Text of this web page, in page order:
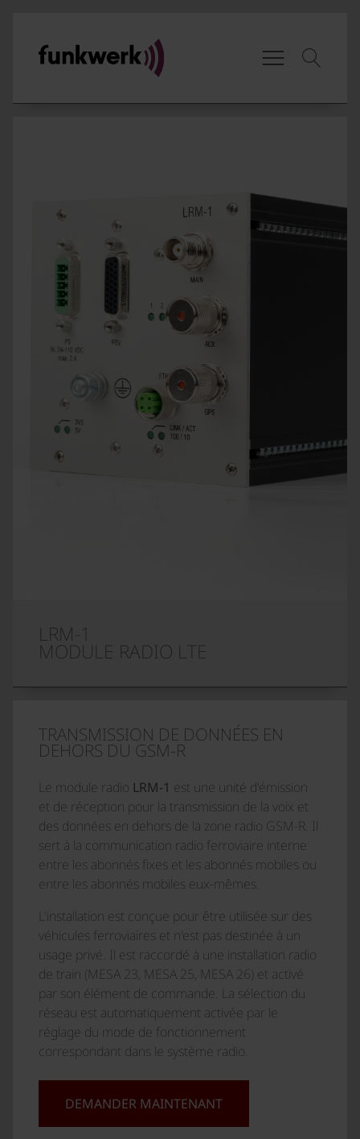
LRM-1
MODULE RADIO LTE
TRANSMISSION DE DONNÉES EN
DEHORS DU GSM-R
Le module radio LRM-1 est une unité d'émission
et de réception pour la transmission de la voix et
des données en dehors de la zone radio GSM-R. Il
sert à la communication radio ferroviaire interne
entre les abonnés fixes et les abonnés mobiles ou
entre les abonnés mobiles eux-mêmes.
L'installation est conçue pour être utilisée sur des
véhicules ferroviaires et n'est pas destinée à un
usage privé. Il est raccordé à une installation radio
de train (MESA 23, MESA 25, MESA 26) et activé
par son élément de commande. La sélection du
réseau est automatiquement activée par le
réglage du mode de fonctionnement
correspondant dans le système radio.
DEMANDER MAINTENANT